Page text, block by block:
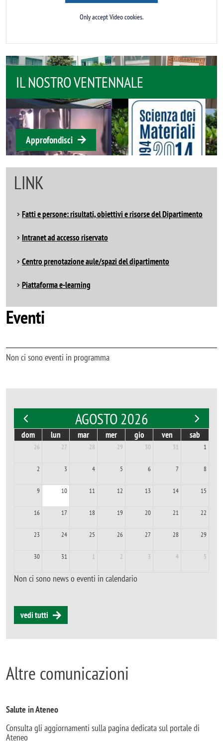
Only accept Video cookies.
DIDATTICA
Approfondisci
LINK
Fatti e persone: risultati, obiettivi e risorse del Dipartimento
Intranet ad accesso riservato
Centro prenotazione aule/spazi del dipartimento
Piattaforma e-learning
Eventi
Non ci sono eventi in programma
AGOSTO 2026
dom lun mar mer gio ven sab
26 27 28 29 30 31 1
2 3 4 5 6 7 8
9 10 11 12 13 14 15
16 17 18 19 20 21 22
23 24 25 26 27 28 29
30 31 1 2 3 4 5
Non ci sono news o eventi in calendario
vedi tutti
Altre comunicazioni
Salute in Ateneo
Consulta gli aggiornamenti sulla pagina dedicata sul portale di
Ateneo